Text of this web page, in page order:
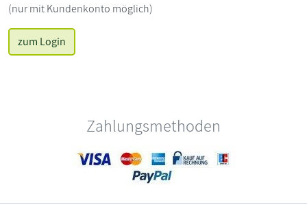
(nur mit Kundenkonto möglich)
zum Login
Zahlungsmethoden